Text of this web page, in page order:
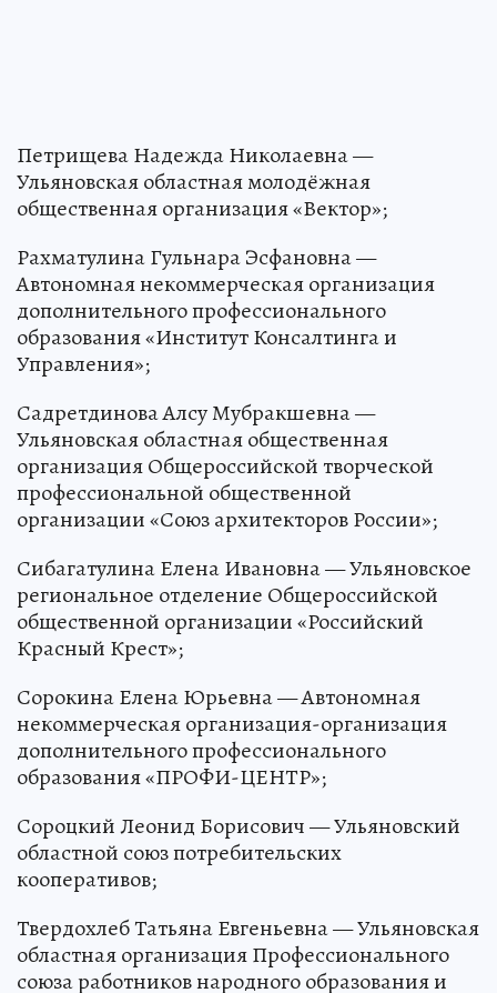
Петрищева Надежда Николаевна —
Ульяновская областная молодёжная
общественная организация «Вектор»;
Рахматулина Гульнара Эсфановна —
Автономная некоммерческая организация
дополнительного профессионального
образования «Институт Консалтинга и
Управления»;
Садретдинова Алсу Мубракшевна —
Ульяновская областная общественная
организация Общероссийской творческой
профессиональной общественной
организации «Союз архитекторов России»;
Сибагатулина Елена Ивановна — Ульяновское
региональное отделение Общероссийской
общественной организации «Российский
Красный Крест»;
Сорокина Елена Юрьевна — Автономная
некоммерческая организация-организация
дополнительного профессионального
образования «ПРОФИ-ЦЕНТР»;
Сороцкий Леонид Борисович — Ульяновский
областной союз потребительских
кооперативов;
Твердохлеб Татьяна Евгеньевна — Ульяновская
областная организация Профессионального
союза работников народного образования и